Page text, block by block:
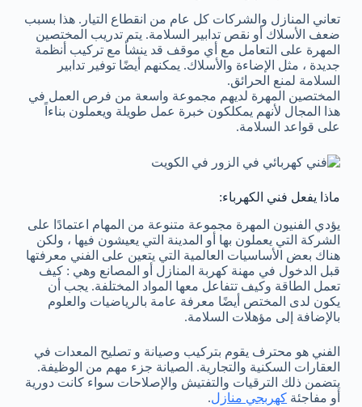
تعاني المنازل والشركات كل عام من انقطاع التيار. هذا بسبب
ضعف الأسلاك أو نقص تدابير السلامة. يتم تدريب المختصين
المهرة على التعامل مع أي موقف قد ينشأ مع تركيب أنظمة
جديدة ، مثل الإضاءة والأسلاك. يمكنهم أيضًا توفير تدابير
السلامة لمنع الحرائق.
المختصين المهرة لديهم مجموعة واسعة من فرص العمل في
هذا المجال لأنهم يمكلكون خبرة عمل طويلة ويعملون بناءاً
على قواعد السلامة.
ماذا يفعل فني الكهرباء:
يؤدي الفنيون المهرة مجموعة متنوعة من المهام اعتمادًا على
الشركة التي يعملون بها أو المدينة التي يعيشون فيها ، ولكن
هناك بعض الأساسيات العالمية التي يتعين على الفني معرفتها
قبل الدخول في مهنة كهربة المنازل أو المصانع وهي : كيف
تعمل الطاقة وكيف تتفاعل معها المواد المختلفة. يجب أن
يكون لدى المختص أيضًا معرفة عامة بالرياضيات والعلوم
بالإضافة إلى مؤهلات السلامة.
الفني هو محترف يقوم بتركيب وصيانة و تصليح المعدات في
العقارات السكنية والتجارية. الصيانة جزء مهم من الوظيفة.
يتضمن ذلك الترقيات والتفتيش والإصلاحات سواء كانت دورية
أو مفاجئة كهربجي منازل.